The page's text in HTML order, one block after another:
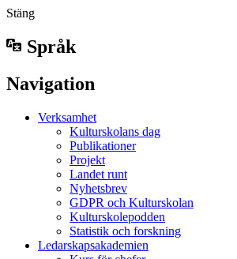
Stäng
Språk
Navigation
Verksamhet
Kulturskolans dag
Publikationer
Projekt
Landet runt
Nyhetsbrev
GDPR och Kulturskolan
Kulturskolepodden
Statistik och forskning
Ledarskapsakademien